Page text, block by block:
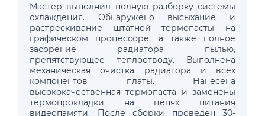
Мастер выполнил полную разборку системы
охлаждения. Обнаружено высыхание и
растрескивание штатной термопасты на
графическом процессоре, а также полное
засорение радиатора пылью,
препятствующее теплоотводу. Выполнена
механическая очистка радиатора и всех
компонентов платы. Нанесена
высококачественная термопаста и заменены
термопрокладки на цепях питания
видеопамяти. После сборки проведен 30-